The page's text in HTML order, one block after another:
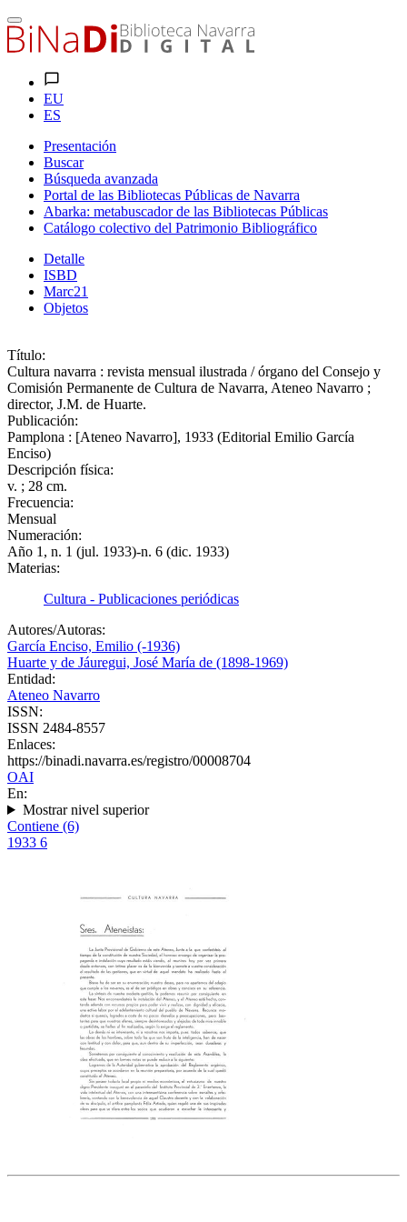
EU
ES
Presentación
Buscar
Búsqueda avanzada
Portal de las Bibliotecas Públicas de Navarra
Abarka: metabuscador de las Bibliotecas Públicas
Catálogo colectivo del Patrimonio Bibliográfico
Detalle
ISBD
Marc21
Objetos
Título:
Cultura navarra : revista mensual ilustrada / órgano del Consejo y
Comisión Permanente de Cultura de Navarra, Ateneo Navarro ;
director, J.M. de Huarte.
Publicación:
Pamplona : [Ateneo Navarro], 1933 (Editorial Emilio García
Enciso)
Descripción física:
v. ; 28 cm.
Frecuencia:
Mensual
Numeración:
Año 1, n. 1 (jul. 1933)-n. 6 (dic. 1933)
Materias:
Cultura - Publicaciones periódicas
Autores/Autoras:
García Enciso, Emilio (-1936)
Huarte y de Jáuregui, José María de (1898-1969)
Entidad:
Ateneo Navarro
ISSN:
ISSN 2484-8557
Enlaces:
https://binadi.navarra.es/registro/00008704
OAI
En:
Mostrar nivel superior
Contiene (6)
1933 6